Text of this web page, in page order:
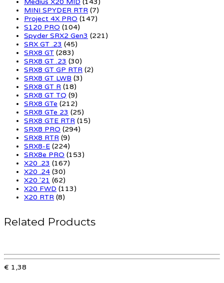
MINI SPYDER RTR (7)
Project 4X PRO (147)
S120 PRO (104)
Spyder SRX2 Gen3 (221)
SRX GT .23 (45)
SRX8 GT (283)
SRX8 GT .23 (30)
SRX8 GT GP RTR (2)
SRX8 GT LWB (3)
SRX8 GT R (18)
SRX8 GT TQ (9)
SRX8 GTe (212)
SRX8 GTe 23 (25)
SRX8 GTE RTR (15)
SRX8 PRO (294)
SRX8 RTR (9)
SRX8-E (224)
SRX8e PRO (153)
X20 .23 (167)
X20 .24 (30)
X20 '21 (62)
X20 FWD (113)
X20 RTR (8)
Related Products
€ 1,38